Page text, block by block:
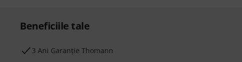
Beneficiile tale
3 Ani Garanție Thomann